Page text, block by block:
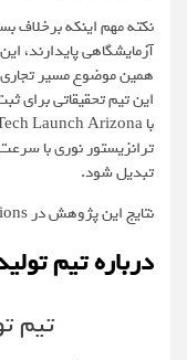
نکته مهم اینکه برخلاف
آزمایشگاهی پایدارند،
همین موضوع مسیر
این تیم تحقیقاتی برای
ترانزیستور نوری با
تبدیل شود.
نتایج این پژوهش در
درباره تیم
تیم